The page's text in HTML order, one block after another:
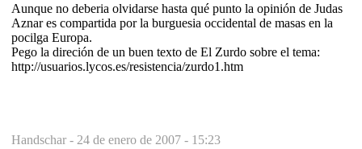
Aunque no deberia olvidarse hasta qué punto la opinión de Judas
Aznar es compartida por la burguesia occidental de masas en la
pocilga Europa.
Pego la direción de un buen texto de El Zurdo sobre el tema:
http://usuarios.lycos.es/resistencia/zurdo1.htm
Handschar - 24 de enero de 2007 - 15:23